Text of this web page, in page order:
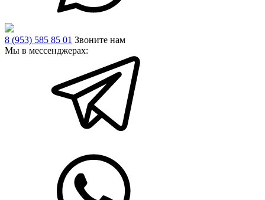
8 (953) 585 85 01 Звоните нам
Мы в мессенджерах: